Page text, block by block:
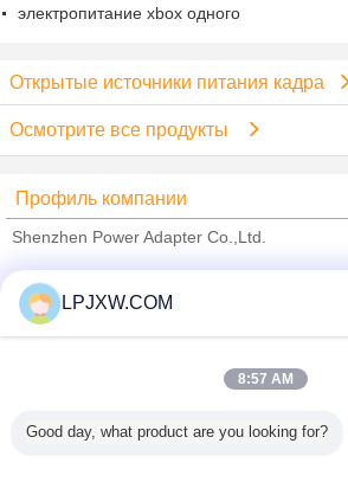
электропитание xbox одного
Открытые источники питания кадра
Осмотрите все продукты
Профиль компании
Shenzhen Power Adapter Co.,Ltd.
Trust Seal
Verified Suplier
Все продукты
LPJXW.COM
8:57 AM
Good day, what product are you looking for?